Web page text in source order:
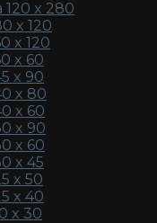
x 280
x 120
x 120
x 60
x 90
x 80
x 60
x 90
x 60
x 45
x 50
x 40
x 30